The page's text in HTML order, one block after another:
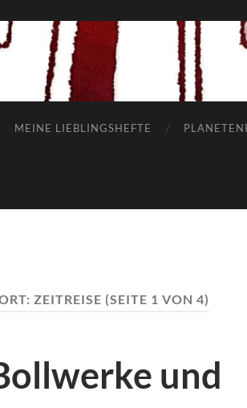
MEINE LIEBLINGSHEFTE
ZEITREISE (SEITE 1 VON 4)
und